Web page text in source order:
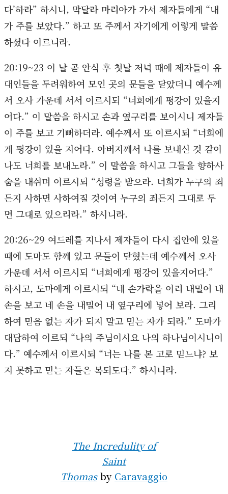
다’하라” 하시니, 막달라 마리아가 가서 제자들에게 “내
가 주를 보았다.” 하고 또 주께서 자기에게 이렇게 말씀
하셨다 이르니라.
20:19~23 이 날 곧 안식 후 첫날 저녁 때에 제자들이 유
대인들을 두려워하여 모인 곳의 문들을 닫았더니 예수께
서 오사 가운데 서서 이르시되 “너희에게 평강이 있을지
어다.” 이 말씀을 하시고 손과 옆구리를 보이시니 제자들
이 주를 보고 기뻐하더라. 예수께서 또 이르시되 “너희에
게 평강이 있을 지어다. 아버지께서 나를 보내신 것 같이
나도 너희를 보내노라.” 이 말씀을 하시고 그들을 향하사
숨을 내쉬며 이르시되 “성령을 받으라. 너희가 누구의 죄
든지 사하면 사하여질 것이여 누구의 죄든지 그대로 두
면 그대로 있으리라.” 하시니라.
20:26~29 여드레를 지나서 제자들이 다시 집안에 있을
때에 도마도 함께 있고 문들이 닫혔는데 예수께서 오사
가운데 서서 이르시되 “너희에게 평강이 있을지어다.”
하시고, 도마에게 이르시되 “네 손가락을 이리 내밀어 내
손을 보고 네 손을 내밀어 내 옆구리에 넣어 보라. 그리
하여 믿음 없는 자가 되지 말고 믿는 자가 되라.” 도마가
대답하여 이르되 “나의 주님이시요 나의 하나님이시니이
다.” 예수께서 이르시되 “너는 나를 본 고로 믿느냐? 보
지 못하고 믿는 자들은 복되도다.” 하시니라.
The Incredulity of
Saint
Thomasby Caravaggio